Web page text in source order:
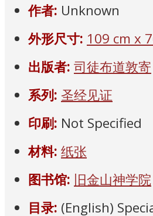
作者: Unknown
外形尺寸: 109 cm x
出版者: 司徒布道敦寄
系列: 圣经见证
印刷: Not Specified
材料: 纸张
图书馆: 旧金山神学院
目录: (English)